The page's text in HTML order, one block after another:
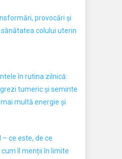
provocări și
colului uterin
în rutina zilnică:
tumeric și seminte
multă energie și
ce este, de ce
îl menții în limite